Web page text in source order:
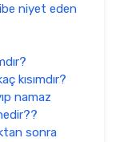
niyet eden
kısımdır?
namaz
sonra